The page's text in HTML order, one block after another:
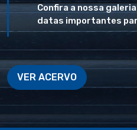
Confira a nossa
datas importantes
VER ACERVO